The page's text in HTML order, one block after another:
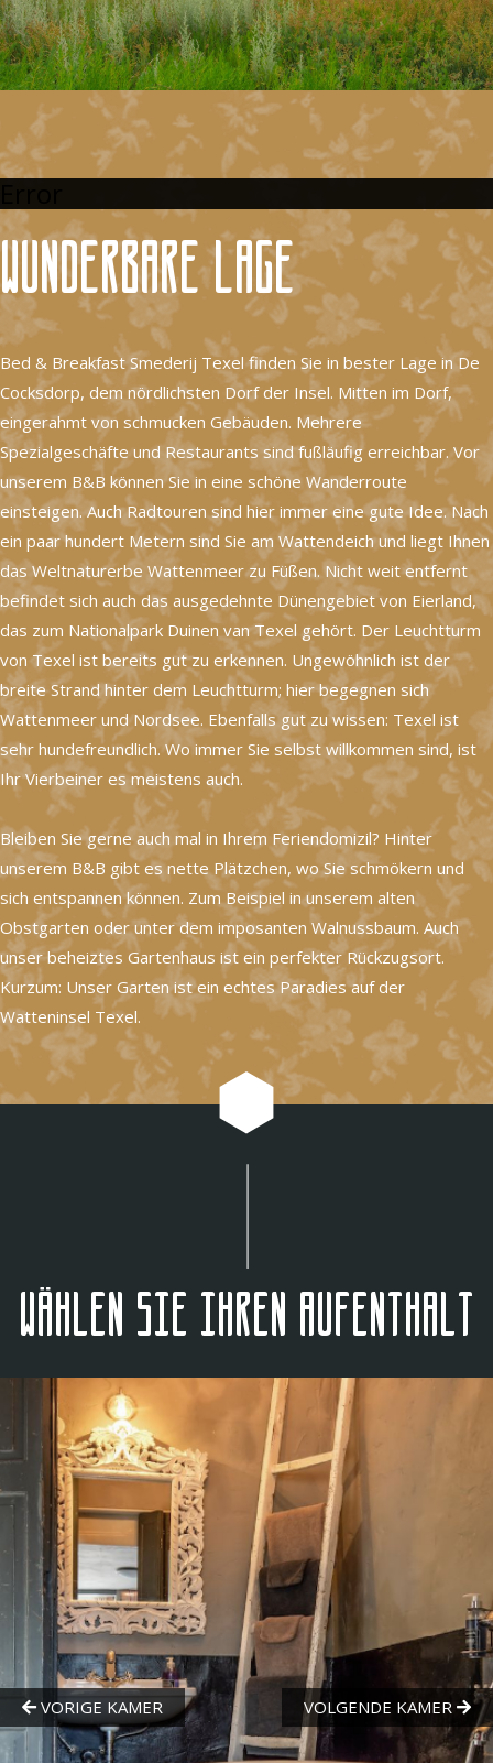
Wunderbare Lage
Bed & Breakfast Smederij Texel finden Sie in bester Lage in De
Cocksdorp, dem nördlichsten Dorf der Insel. Mitten im Dorf,
eingerahmt von schmucken Gebäuden. Mehrere
Spezialgeschäfte und Restaurants sind fußläufig erreichbar. Vor
unserem B&B können Sie in eine schöne Wanderroute
einsteigen. Auch Radtouren sind hier immer eine gute Idee. Nach
ein paar hundert Metern sind Sie am Wattendeich und liegt Ihnen
das Weltnaturerbe Wattenmeer zu Füßen. Nicht weit entfernt
befindet sich auch das ausgedehnte Dünengebiet von Eierland,
das zum Nationalpark Duinen van Texel gehört. Der Leuchtturm
von Texel ist bereits gut zu erkennen. Ungewöhnlich ist der
breite Strand hinter dem Leuchtturm; hier begegnen sich
Wattenmeer und Nordsee. Ebenfalls gut zu wissen: Texel ist
sehr hundefreundlich. Wo immer Sie selbst willkommen sind, ist
Ihr Vierbeiner es meistens auch.
Bleiben Sie gerne auch mal in Ihrem Feriendomizil? Hinter
unserem B&B gibt es nette Plätzchen, wo Sie schmökern und
sich entspannen können. Zum Beispiel in unserem alten
Obstgarten oder unter dem imposanten Walnussbaum. Auch
unser beheiztes Gartenhaus ist ein perfekter Rückzugsort.
Kurzum: Unser Garten ist ein echtes Paradies auf der
Watteninsel Texel.
Wählen Sie Ihren Aufenthalt